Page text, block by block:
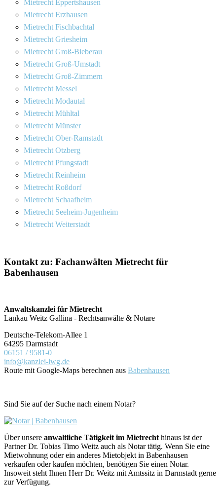
Mietrecht Eppertshausen
Mietrecht Erzhausen
Mietrecht Fischbachtal
Mietrecht Griesheim
Mietrecht Groß-Bieberau
Mietrecht Groß-Umstadt
Mietrecht Groß-Zimmern
Mietrecht Messel
Mietrecht Modautal
Mietrecht Mühltal
Mietrecht Münster
Mietrecht Ober-Ramstadt
Mietrecht Otzberg
Mietrecht Pfungstadt
Mietrecht Reinheim
Mietrecht Roßdorf
Mietrecht Schaafheim
Mietrecht Seeheim-Jugenheim
Mietrecht Weiterstadt
Kontakt zu: Fachanwälten Mietrecht für
Babenhausen
Anwaltskanzlei für Mietrecht
Lankau Weitz Gallina - Rechtsanwälte & Notare
Deutsche-Telekom-Allee 1
64295 Darmstadt
06151 / 9581-0
info@kanzlei-lwg.de
Route mit Google-Maps berechnen aus Babenhausen
Sind Sie auf der Suche nach einem Notar?
Über unsere anwaltliche Tätigkeit im Mietrecht hinaus ist der
Partner Dr. Tobias Timo Weitz auch als Notar tätig. Wenn Sie eine
Mietwohnung oder ein anderes Mietobjekt in Babenhausen
verkaufen oder kaufen möchten, benötigen Sie einen Notar.
Insoweit steht Ihnen Herr Dr. Weitz mit Amtssitz in Darmstadt gerne
zur Verfügung.